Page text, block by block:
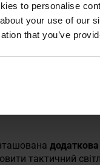
to personalise
your use of our
that you’ve
що
відCO2 12г
в режимі
кожному
стрільби захищає
тактичний